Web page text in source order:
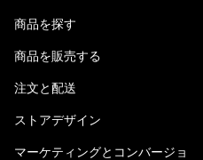
商品を探す
商品を販売する
注文と配送
ストアデザイン
マーケティングとコンバージョ